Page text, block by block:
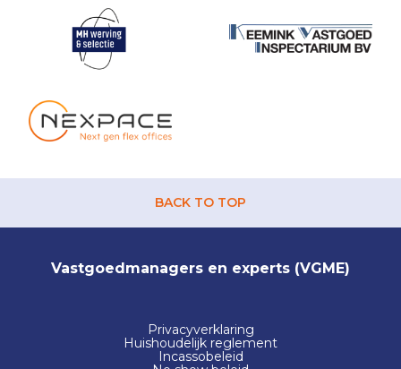
BACK TO TOP
Vastgoedmanagers en experts (VGME)
Privacyverklaring
Huishoudelijk reglement
Incassobeleid